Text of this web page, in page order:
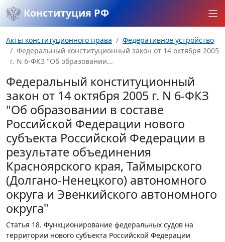
Конституция РФ
Акты конституционного права
Федеративное устройство
Федеральный конституционный закон от 14 октября 2005
г. N 6-ФКЗ "Об образовании...
Федеральный конституционный
закон от 14 октября 2005 г. N 6-ФКЗ
"Об образовании в составе
Российской Федерации нового
субъекта Российской Федерации в
результате объединения
Красноярского края, Таймырского
(Долгано-Ненецкого) автономного
округа и Эвенкийского автономного
округа"
Статья 18. Функционирование федеральных судов на
территории нового субъекта Российской Федерации